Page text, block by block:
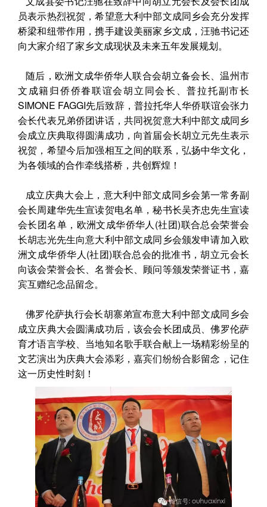
员表示热烈祝贺，希望意大利中部文成同乡会充分发挥
桥梁和纽带作用，携手建设美丽家乡文成，汪驰书记还
向大家介绍了家乡文成现状及未来五年发展规划。
随后，欧洲文成华侨华人联合会胡立备会长、温州市
文成籍归侨侨眷联谊会胡立同会长、普拉托副市长
SIMONE FAGGI先后致辞，普拉托华人华侨联谊会张力
会长代表兄弟侨团讲话，共同祝贺意大利中部文成同乡
会成立庆典取得圆满成功，向首届会长胡立元先生表示
祝贺，希望今后加强相互之间的联系，弘扬中华文化，
为各领域的合作牵线搭桥，共创辉煌！
成立庆典大会上，意大利中部文成同乡会第一常务副
会长周建华先生宣读贺电名单，秘书长吴齐忠先生宣读
会长团名单，欧洲文成华侨华人(社团)联合总会荣誉会
长胡志光先生向意大利中部文成同乡会颁发申请加入欧
洲文成华侨华人(社团)联合总会的批准书，胡立元会长
向该会荣誉会长、名誉会长、顾问等颁发荣誉证书，嘉
宾互赠纪念品留念。
佛罗伦萨执行会长胡寨弟宣布意大利中部文成同乡会
成立庆典大会圆满成功后，该会会长团成员、佛罗伦萨
育才语言学校、当地知名歌手联合献上一场精彩纷呈的
文艺演出为庆典大会添彩，嘉宾们纷纷合影留念，记住
这一历史性时刻！